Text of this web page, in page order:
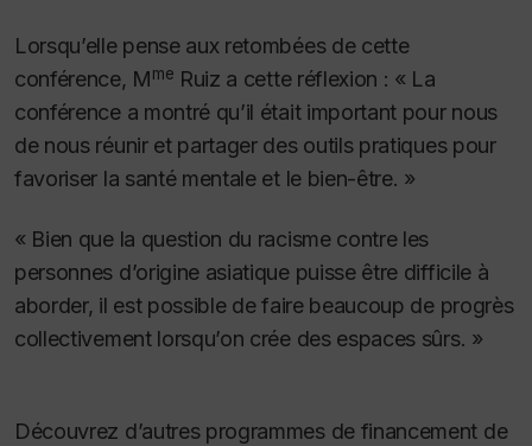
Lorsqu’elle pense aux retombées de cette
conférence, Mme Ruiz a cette réflexion : « La
conférence a montré qu’il était important pour nous
de nous réunir et partager des outils pratiques pour
favoriser la santé mentale et le bien-être. »
« Bien que la question du racisme contre les
personnes d’origine asiatique puisse être difficile à
aborder, il est possible de faire beaucoup de progrès
collectivement lorsqu’on crée des espaces sûrs. »
Découvrez d’autres programmes de financement de